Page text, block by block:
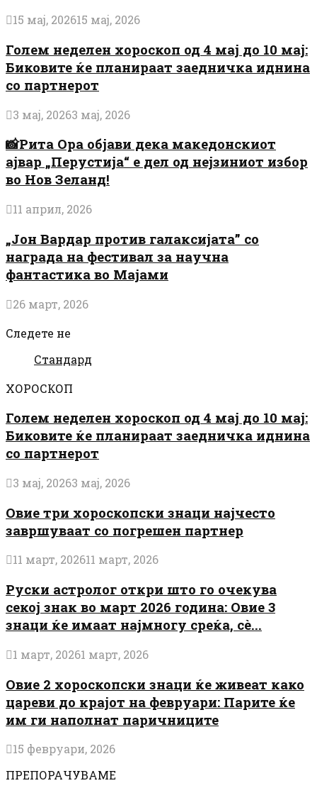
15 мај, 202615 мај, 2026
Голем неделен хороскоп од 4 мај до 10 мај:
Биковите ќе планираат заедничка иднина
со партнерот
3 мај, 20263 мај, 2026
📸Рита Ора објави дека македонскиот
ајвар „Перустија“ е дел од нејзиниот избор
во Нов Зеланд!
11 април, 2026
„Јон Вардар против галаксијата” со
награда на фестивал за научна
фантастика во Мајами
26 март, 2026
Следете не
Стандард
ХОРОСКОП
Голем неделен хороскоп од 4 мај до 10 мај:
Биковите ќе планираат заедничка иднина
со партнерот
3 мај, 20263 мај, 2026
Овие три хороскопски знаци најчесто
завршуваат со погрешен партнер
11 март, 202611 март, 2026
Руски астролог откри што го очекува
секој знак во март 2026 година: Овие 3
знаци ќе имаат најмногу среќа, сè...
1 март, 20261 март, 2026
Овие 2 хороскопски знаци ќе живеат како
цареви до крајот на февруари: Парите ќе
им ги наполнат паричниците
15 февруари, 2026
ПРЕПОРАЧУВАМЕ